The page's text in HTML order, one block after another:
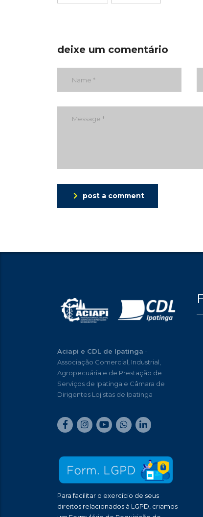
deixe um comentário
post a comment
Aciapi e CDL de Ipatinga -
Associação Comercial, Industrial,
Agropecuária e de Prestação de
Serviços de Ipatinga e Câmara de
Dirigentes Lojistas de Ipatinga
Para facilitar o exercício de seus
direitos relacionados à LGPD, criamos